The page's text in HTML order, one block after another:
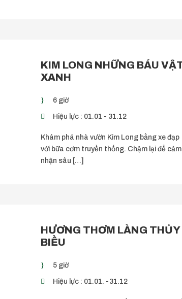
KIM LONG NHỮNG BÁU
XANH
6 giờ
Hiệu lực : 01.01 - 31.12
Khám phá nhà vườn Kim Long bằng xe đạp
với bữa cơm truyền thống. Chậm lại để cảm
nhận sâu […]
HƯƠNG THƠM LÀNG THỦY
BIỀU
5 giờ
Hiệu lực : 01.01. -31.12